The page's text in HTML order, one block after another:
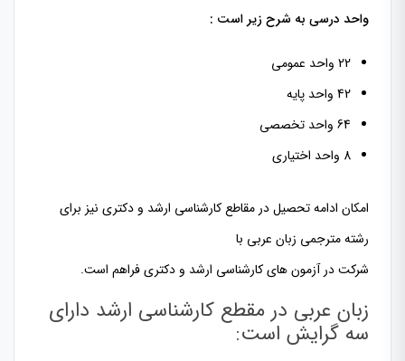
واحد درسی به شرح زیر است :
22 واحد عمومی
42 واحد پایه
64 واحد تخصصی
8 واحد اختیاری
امکان ادامه تحصیل در مقاطع کارشناسی ارشد و دکتری نیز برای
رشته مترجمی زبان عربی با
شرکت در آزمون های کارشناسی ارشد و دکتری فراهم است.
زبان عربی در مقطع کارشناسی ارشد دارای
سه گرایش است: